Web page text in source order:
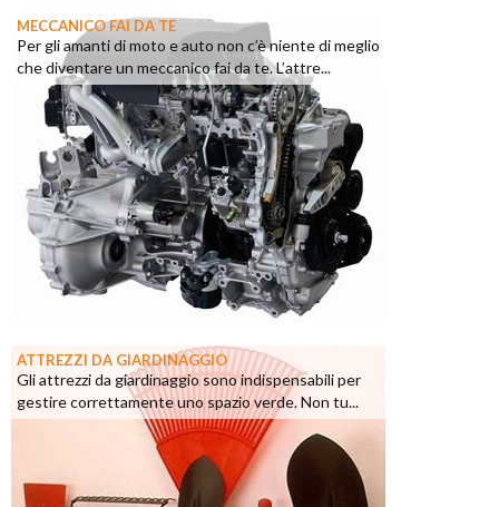
MECCANICO FAI DA TE
Per gli amanti di moto e auto non c’è niente di meglio
che diventare un meccanico fai da te. L’attre...
ATTREZZI DA GIARDINAGGIO
Gli attrezzi da giardinaggio sono indispensabili per
gestire correttamente uno spazio verde. Non tu...